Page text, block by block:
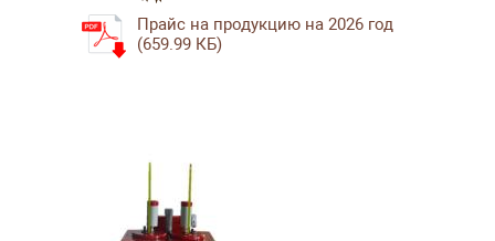
Прайс на продукцию на 2026 год
(659.99 КБ)